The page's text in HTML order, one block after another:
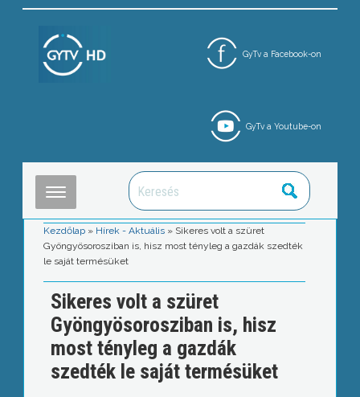
GyTv a Facebook-on
GyTv a Youtube-on
Kezdőlap » Hírek - Aktuális » Sikeres volt a szüret
Gyöngyösorosziban is, hisz most tényleg a gazdák szedték
le saját termésüket
Sikeres volt a szüret
Gyöngyösorosziban is, hisz
most tényleg a gazdák
szedték le saját termésüket